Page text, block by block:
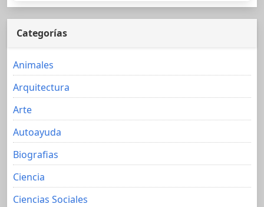
Categorías
Animales
Arquitectura
Arte
Autoayuda
Biografias
Ciencia
Ciencias Sociales